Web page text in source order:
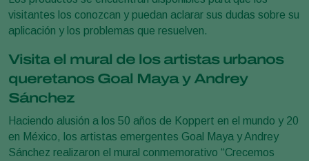
visitantes los conozcan y puedan aclarar sus dudas sobre su
aplicación y los problemas que resuelven.
Visita el mural de los artistas urbanos
queretanos Goal Maya y Andrey
Sánchez
Haciendo alusión a los 50 años de Koppert en el mundo y 20
en México, los artistas emergentes Goal Maya y Andrey
Sánchez realizaron el mural conmemorativo “Crecemos